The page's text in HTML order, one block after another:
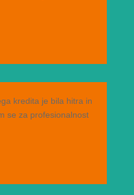
kredita je bila hitra in
se za profesionalnost